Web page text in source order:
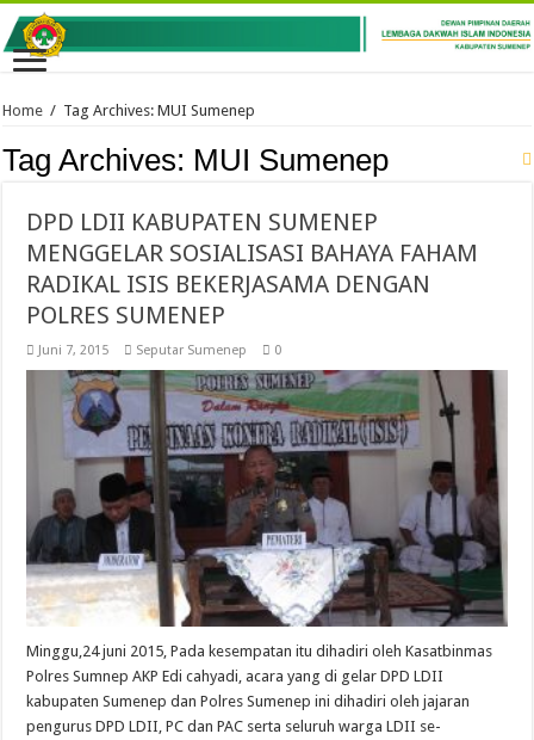
Home / Tag Archives: MUI Sumenep
Tag Archives: MUI Sumenep
DPD LDII KABUPATEN SUMENEP
MENGGELAR SOSIALISASI BAHAYA FAHAM
RADIKAL ISIS BEKERJASAMA DENGAN
POLRES SUMENEP
Juni 7, 2015 Seputar Sumenep 0
Minggu,24 juni 2015, Pada kesempatan itu dihadiri oleh Kasatbinmas
Polres Sumnep AKP Edi cahyadi, acara yang di gelar DPD LDII
kabupaten Sumenep dan Polres Sumenep ini dihadiri oleh jajaran
pengurus DPD LDII, PC dan PAC serta seluruh warga LDII se-